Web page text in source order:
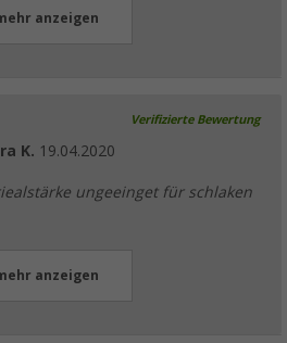
anzeigen
Verifizierte Bewertung
K. 19.04.2020
ungeeinget für schlaken
anzeigen